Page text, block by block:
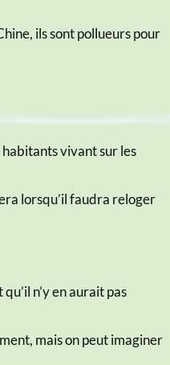
ils sont pollueurs pour
vivant sur les
lorsqu’il faudra reloger
n’y en aurait pas
mais on peut imaginer